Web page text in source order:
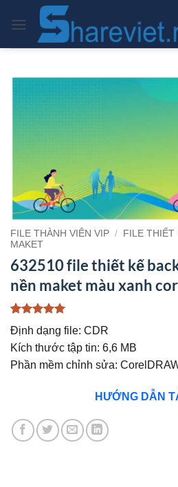
qua
FILE THÀNH VIÊN VIP / FILE THIẾT
MAKET
632510 file thiết kế
nền maket màu xanh
5trên 5
dựa trên
1
đánh giá
Định dạng file: CDR
Kích thước tập tin: 6,6 MB
Phần mềm chỉnh sửa:
HƯỚNG DẪN